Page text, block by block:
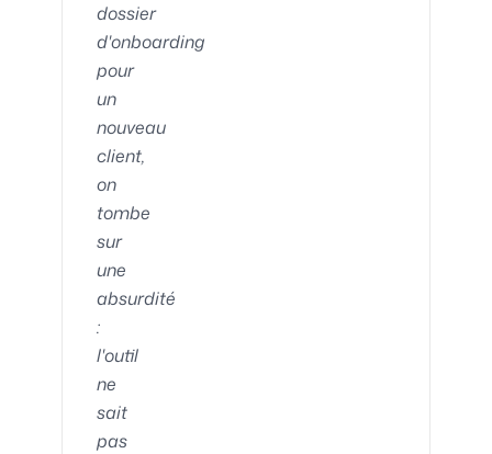
dossier
d'onboarding
pour
un
nouveau
client,
on
tombe
sur
une
absurdité
:
l'outil
ne
sait
pas